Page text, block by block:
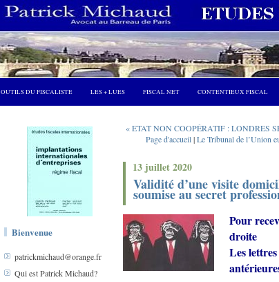
OUTILS DU FISCALISTE LES + LUES FISCAL NET CONTENTIEUX FISCAL
Bienvenue
patrickmichaud@orange.fr
Qui est Patrick Michaud?
« ETAT NON COOPÉRATIF : LONDRES
Page d'accueil|Le Tribunal de l’Union
13 juillet 2020
Validité d’une visite
soumise au secret
Pour
droite
Les